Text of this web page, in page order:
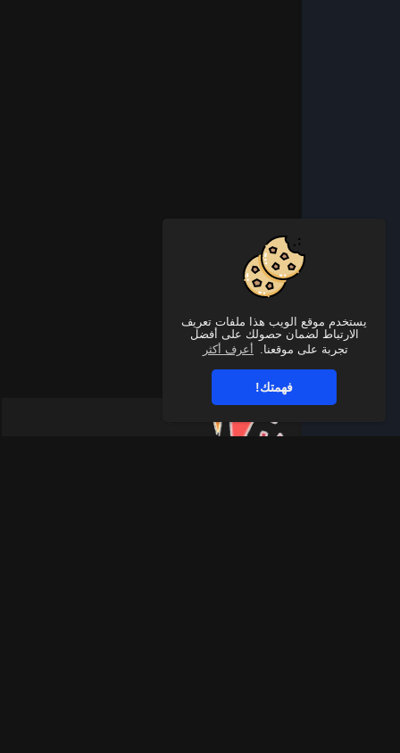
يستخدم موقع الويب هذا ملفات تعريف
الارتباط لضمان حصولك على أفضل
تجربة على موقعنا.
أعرف أكثر
فهمتك!